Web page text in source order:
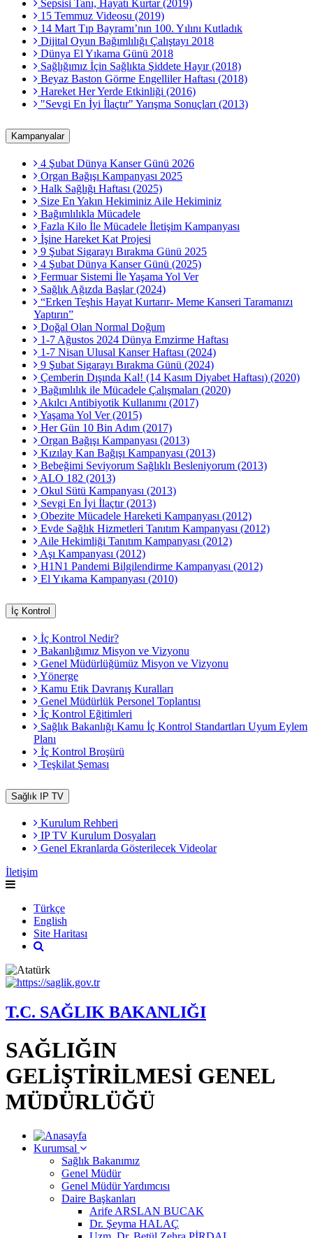
Sepsisi Tanı, Hayatı Kurtar (2019)
15 Temmuz Videosu (2019)
14 Mart Tıp Bayramı’nın 100. Yılını Kutladık
Dijital Oyun Bağımlılığı Çalıştayı 2018
Dünya El Yıkama Günü 2018
Sağlığımız İçin Sağlıkta Şiddete Hayır (2018)
Beyaz Baston Görme Engelliler Haftası (2018)
Hareket Her Yerde Etkinliği (2016)
"Sevgi En İyi İlaçtır" Yarışma Sonuçları (2013)
Kampanyalar
4 Şubat Dünya Kanser Günü 2026
Organ Bağışı Kampanyası 2025
Halk Sağlığı Haftası (2025)
Size En Yakın Hekiminiz Aile Hekiminiz
Bağımlılıkla Mücadele
Fazla Kilo İle Mücadele İletişim Kampanyası
İşine Hareket Kat Projesi
9 Şubat Sigarayı Bırakma Günü 2025
4 Şubat Dünya Kanser Günü (2025)
Fermuar Sistemi İle Yaşama Yol Ver
Sağlık Ağızda Başlar (2024)
“Erken Teşhis Hayat Kurtarır- Meme Kanseri Taramanızı
Yaptırın”
Doğal Olan Normal Doğum
1-7 Ağustos 2024 Dünya Emzirme Haftası
1-7 Nisan Ulusal Kanser Haftası (2024)
9 Şubat Sigarayı Bırakma Günü (2024)
Çemberin Dışında Kal! (14 Kasım Diyabet Haftası) (2020)
Bağımlılık ile Mücadele Çalışmaları (2020)
Akılcı Antibiyotik Kullanımı (2017)
Yaşama Yol Ver (2015)
Her Gün 10 Bin Adım (2017)
Organ Bağışı Kampanyası (2013)
Kızılay Kan Bağışı Kampanyası (2013)
Bebeğimi Seviyorum Sağlıklı Besleniyorum (2013)
ALO 182 (2013)
Okul Sütü Kampanyası (2013)
Sevgi En İyi İlaçtır (2013)
Obezite Mücadele Hareketi Kampanyası (2012)
Evde Sağlık Hizmetleri Tanıtım Kampanyası (2012)
Aile Hekimliği Tanıtım Kampanyası (2012)
Aşı Kampanyası (2012)
H1N1 Pandemi Bilgilendirme Kampanyası (2012)
El Yıkama Kampanyası (2010)
İç Kontrol
İç Kontrol Nedir?
Bakanlığımız Misyon ve Vizyonu
Genel Müdürlüğümüz Misyon ve Vizyonu
Yönerge
Kamu Etik Davranış Kuralları
Genel Müdürlük Personel Toplantısı
İç Kontrol Eğitimleri
Sağlık Bakanlığı Kamu İç Kontrol Standartları Uyum Eylem
Planı
İç Kontrol Broşürü
Teşkilat Şeması
Sağlık IP TV
Kurulum Rehberi
IP TV Kurulum Dosyaları
Genel Ekranlarda Gösterilecek Videolar
İletişim
Türkçe
English
Site Haritası
T.C. SAĞLIK BAKANLIĞI
SAĞLIĞIN
GELİŞTİRİLMESİ GENEL
MÜDÜRLÜĞÜ
Kurumsal
Sağlık Bakanımız
Genel Müdür
Genel Müdür Yardımcısı
Daire Başkanları
Arife ARSLAN BUCAK
Dr. Şeyma HALAÇ